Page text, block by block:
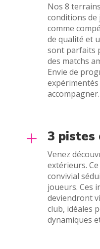
Nos 8
conditions de
comme
de qualité et
sont parfaits
des matchs
Envie de
accompagner.
L 3 pistes
Venez
extérieurs.
convivial
joueurs. Ces
deviendront
club, idéales
dynamiques